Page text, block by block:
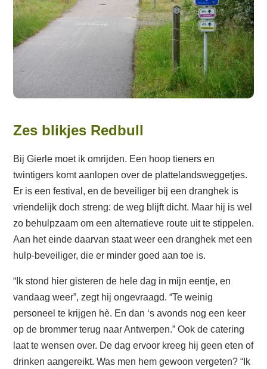
Zes blikjes Redbull
Bij Gierle moet ik omrijden. Een hoop tieners en
twintigers komt aanlopen over de plattelandsweggetjes.
Er is een festival, en de beveiliger bij een dranghek is
vriendelijk doch streng: de weg blijft dicht. Maar hij is wel
zo behulpzaam om een alternatieve route uit te stippelen.
Aan het einde daarvan staat weer een dranghek met een
hulp-beveiliger, die er minder goed aan toe is.
“Ik stond hier gisteren de hele dag in mijn eentje, en
vandaag weer”, zegt hij ongevraagd. “Te weinig
personeel te krijgen hè. En dan ‘s avonds nog een keer
op de brommer terug naar Antwerpen.” Ook de catering
laat te wensen over. De dag ervoor kreeg hij geen eten of
drinken aangereikt. Was men hem gewoon vergeten? “Ik